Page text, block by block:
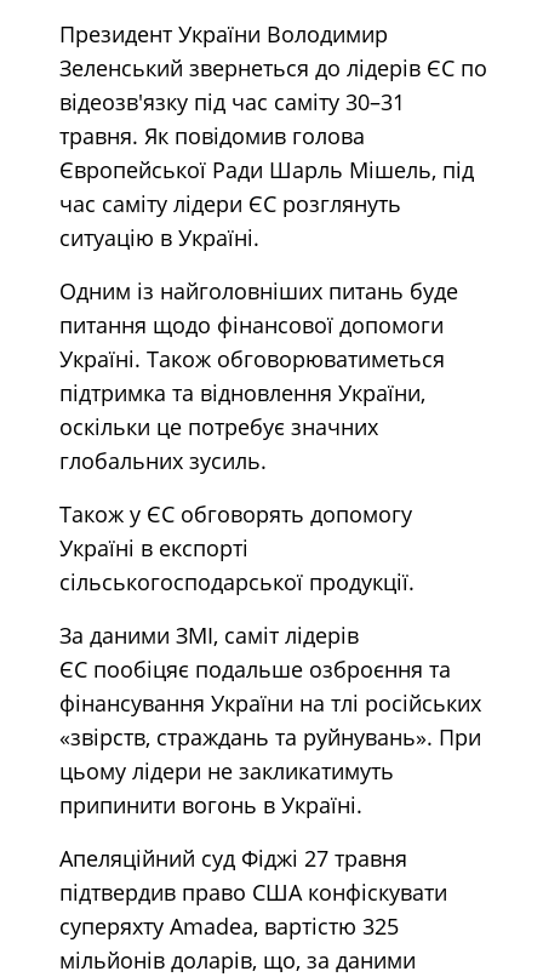
Президент України Володимир
Зеленський звернеться до лідерів ЄС по
відеозв'язку під час саміту 30–31
травня. Як повідомив голова
Європейської Ради Шарль Мішель, під
час саміту лідери ЄС розглянуть
ситуацію в Україні.
Одним із найголовніших питань буде
питання щодо фінансової допомоги
Україні. Також обговорюватиметься
підтримка та відновлення України,
оскільки це потребує значних
глобальних зусиль.
Також у ЄС обговорять допомогу
Україні в експорті
сільськогосподарської продукції.
За даними ЗМІ, саміт лідерів
ЄС пообіцяє подальше озброєння та
фінансування України на тлі російських
«звірств, страждань та руйнувань». При
цьому лідери не закликатимуть
припинити вогонь в Україні.
Апеляційний суд Фіджі 27 травня
підтвердив право США конфіскувати
суперяхту Amadea, вартістю 325
мільйонів доларів, що, за даними